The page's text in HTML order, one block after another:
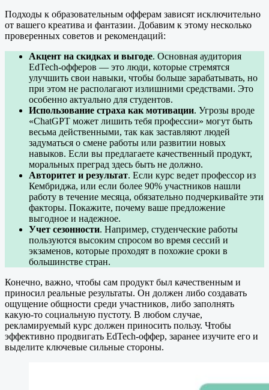
Подходы к образовательным офферам зависят исключительно
от вашего креатива и фантазии. Добавим к этому несколько
проверенных советов и рекомендаций:
Акцент на скидках и выгоде. Основная аудитория
EdTech-офферов — это люди, которые стремятся
улучшить свои навыки, чтобы больше зарабатывать, но
при этом не располагают излишними средствами. Это
особенно актуально для студентов.
Использование страха как мотивации. Угрозы вроде
«ChatGPT может лишить тебя профессии» могут быть
весьма действенными, так как заставляют людей
задуматься о смене работы или развитии новых
навыков. Если вы предлагаете качественный продукт,
моральных преград здесь быть не должно.
Авторитет и результат. Если курс ведет профессор из
Кембриджа, или если более 90% участников нашли
работу в течение месяца, обязательно подчеркивайте эти
факторы. Покажите, почему ваше предложение
выгодное и надежное.
Учет сезонности. Например, студенческие работы
пользуются высоким спросом во время сессий и
экзаменов, которые проходят в похожие сроки в
большинстве стран.
Конечно, важно, чтобы сам продукт был качественным и
приносил реальные результаты. Он должен либо создавать
ощущение общности среди участников, либо заполнять
какую-то социальную пустоту. В любом случае,
рекламируемый курс должен приносить пользу. Чтобы
эффективно продвигать EdTech-оффер, заранее изучите его и
выделите ключевые сильные стороны.